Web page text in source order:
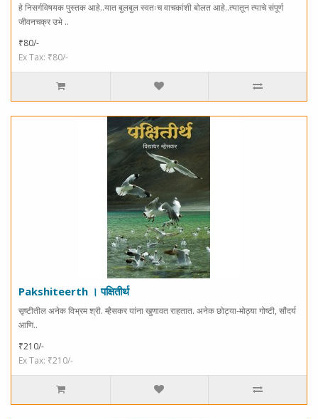
हे निसर्गविषयक पुस्तक आहे..यात बुलबुल स्वतःच वाचकांशी बोलत आहे..त्यातून त्याचे संपूर्ण
जीवनचक्र उभे ..
₹80/-
Ex Tax: ₹80/-
Pakshiteerth । पक्षितीर्थ
सृष्टीतील अनेक विभ्रम श्री. म्हैसकर यांना खुणावत राहतात. अनेक छोट्या-मोठ्या गोष्टी, सौंदर्य
आणि..
₹210/-
Ex Tax: ₹210/-